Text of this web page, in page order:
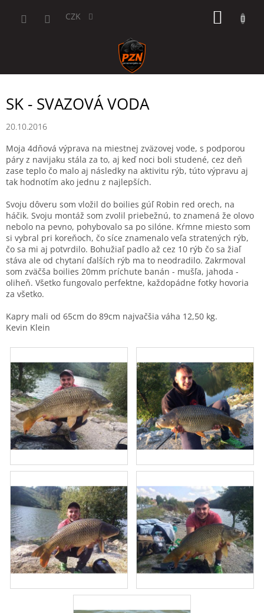
CZK
SK - SVAZOVÁ VODA
20.10.2016
Moja 4dňová výprava na miestnej zväzovej vode, s podporou
páry z navijaku stála za to, aj keď noci boli studené, cez deň
zase teplo čo malo aj následky na aktivitu rýb, túto výpravu aj
tak hodnotím ako jednu z najlepších.
Svoju dôveru som vložil do boilies gúľ Robin red orech, na
háčik. Svoju montáž som zvolil priebežnú, to znamená že olovo
nebolo na pevno, pohybovalo sa po silóne. Kŕmne miesto som
si vybral pri koreňoch, čo síce znamenalo veľa stratených rýb,
čo sa mi aj potvrdilo. Bohužiaľ padlo až cez 10 rýb čo sa žiaľ
stáva ale od chytaní ďalších rýb ma to neodradilo. Zakrmoval
som zväčša boilies 20mm príchute banán - mušľa, jahoda -
oliheň. Všetko fungovalo perfektne, každopádne fotky hovoria
za všetko.
Kapry mali od 65cm do 89cm najvačšia váha 12,50 kg.
Kevin Klein